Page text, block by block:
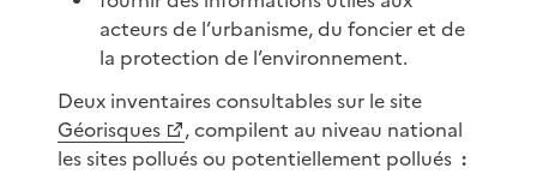
acteurs de l’urbanisme, du foncier et de
la protection de l’environnement.
Deux inventaires consultables sur le site
Géorisques
, compilent au niveau national
les sites pollués ou potentiellement pollués :